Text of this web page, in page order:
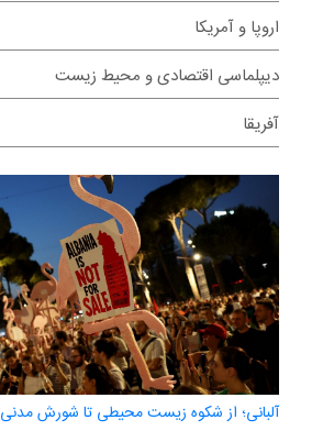
اروپا و آمریکا
دیپلماسی اقتصادی و محیط زیست
آفریقا
آلبانی؛ از شکوه زیست محیطی تا شورش مدنی